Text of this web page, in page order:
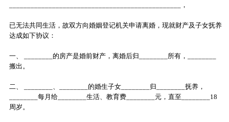
________________________________________________，
已无法共同生活，故双方向婚姻登记机关申请离婚，现就财产及子女抚养
达成如下协议：
一、 ________的房产是婚前财产，离婚后归________所有，________
搬出。
二、 ________、________的婚生子女________归________抚养，
________每月给________生活、教育费________元，直至________18
周岁。